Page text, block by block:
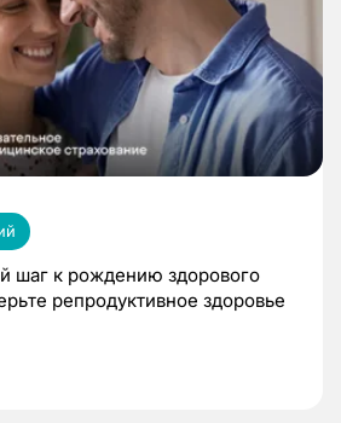
шаг к рождению здорового
репродуктивное здоровье